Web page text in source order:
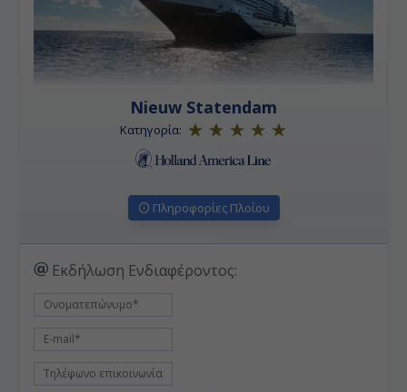
Nieuw Statendam
Κατηγορία:
Πληροφορίες Πλοίου
Εκδήλωση Ενδιαφέροντος: